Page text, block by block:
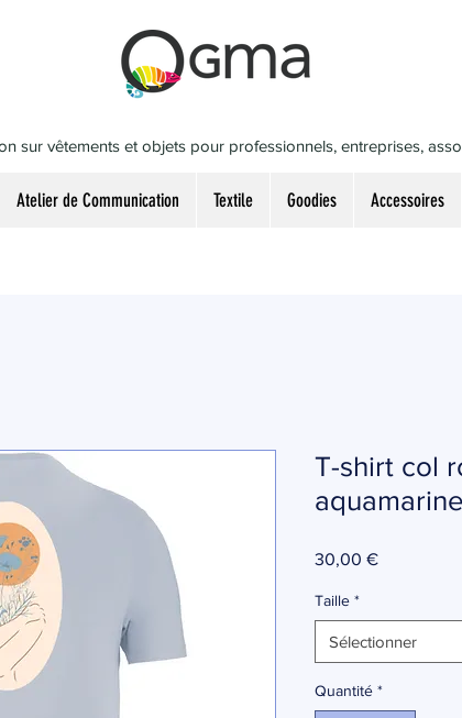
sur vêtements et objets pour professionnels, entreprises,
Atelier de Communication Textile Goodies Accessoires
T-shirt col
aquamarine
30,00 €Prix
Taille *
Sélectionner
Quantité *